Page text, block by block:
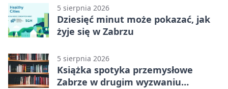
5 sierpnia 2026
Dziesięć minut może pokazać, jak
żyje się w Zabrzu
5 sierpnia 2026
Książka spotyka przemysłowe
Zabrze w drugim wyzwaniu